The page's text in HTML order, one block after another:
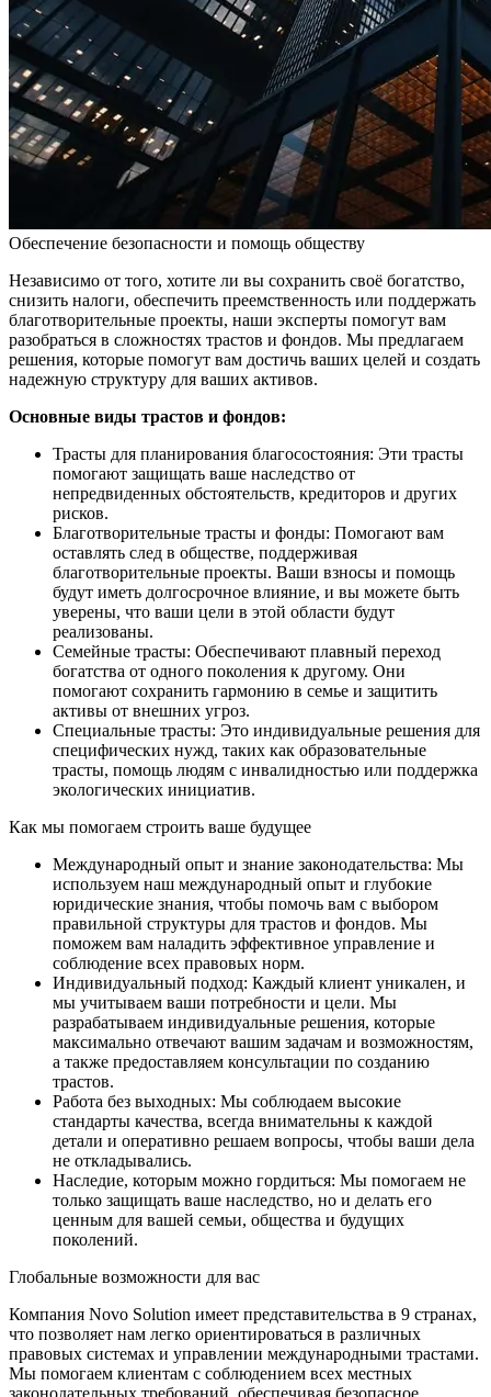
Обеспечение безопасности и помощь обществу
Независимо от того, хотите ли вы сохранить своё богатство,
снизить налоги, обеспечить преемственность или поддержать
благотворительные проекты, наши эксперты помогут вам
разобраться в сложностях трастов и фондов. Мы предлагаем
решения, которые помогут вам достичь ваших целей и создать
надежную структуру для ваших активов.
Основные виды трастов и фондов:
Трасты для планирования благосостояния: Эти трасты
помогают защищать ваше наследство от
непредвиденных обстоятельств, кредиторов и других
рисков.
Благотворительные трасты и фонды: Помогают вам
оставлять след в обществе, поддерживая
благотворительные проекты. Ваши взносы и помощь
будут иметь долгосрочное влияние, и вы можете быть
уверены, что ваши цели в этой области будут
реализованы.
Семейные трасты: Обеспечивают плавный переход
богатства от одного поколения к другому. Они
помогают сохранить гармонию в семье и защитить
активы от внешних угроз.
Специальные трасты: Это индивидуальные решения для
специфических нужд, таких как образовательные
трасты, помощь людям с инвалидностью или поддержка
экологических инициатив.
Как мы помогаем строить ваше будущее
Международный опыт и знание законодательства: Мы
используем наш международный опыт и глубокие
юридические знания, чтобы помочь вам с выбором
правильной структуры для трастов и фондов. Мы
поможем вам наладить эффективное управление и
соблюдение всех правовых норм.
Индивидуальный подход: Каждый клиент уникален, и
мы учитываем ваши потребности и цели. Мы
разрабатываем индивидуальные решения, которые
максимально отвечают вашим задачам и возможностям,
а также предоставляем консультации по созданию
трастов.
Работа без выходных: Мы соблюдаем высокие
стандарты качества, всегда внимательны к каждой
детали и оперативно решаем вопросы, чтобы ваши дела
не откладывались.
Наследие, которым можно гордиться: Мы помогаем не
только защищать ваше наследство, но и делать его
ценным для вашей семьи, общества и будущих
поколений.
Глобальные возможности для вас
Компания Novo Solution имеет представительства в 9 странах,
что позволяет нам легко ориентироваться в различных
правовых системах и управлении международными трастами.
Мы помогаем клиентам с соблюдением всех местных
законодательных требований, обеспечивая безопасное